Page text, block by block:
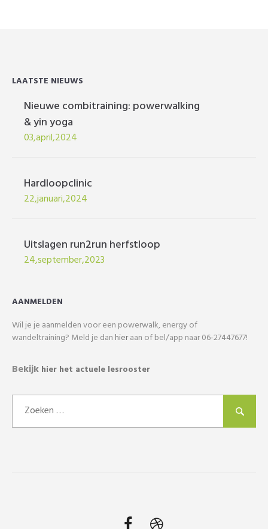
LAATSTE NIEUWS
Nieuwe combitraining: powerwalking
& yin yoga
03,april,2024
Hardloopclinic
22,januari,2024
Uitslagen run2run herfstloop
24,september,2023
AANMELDEN
Wil je je aanmelden voor een powerwalk, energy of
wandeltraining? Meld je dan hieraan of bel/app naar 06-27447677!
Bekijk hier het actuele lesrooster
naar: